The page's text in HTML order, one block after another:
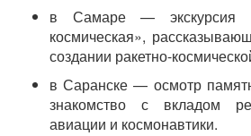
в Самаре — экскурсия
космическая»,
создании ракетно-
в Саранске — осмотр
знакомство с вкладом
авиации и космонавтики.